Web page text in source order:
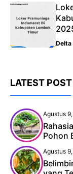
Delta
LATEST POST
Agustus
Pohon
Agustus